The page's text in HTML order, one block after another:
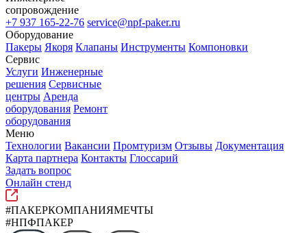
сопровождение
+7 937 165-22-76 service@npf-paker.ru
Оборудование
Пакеры Якоря Клапаны Инструменты Компоновки
Сервис
Услуги Инженерные
решения Сервисные
центры Аренда
оборудования Ремонт
оборудования
Меню
Технологии Вакансии Промтуризм Отзывы Документация
Карта партнера Контакты Глоссарий
Задать вопрос
Онлайн стенд
#ПАКЕРКОМПАНИЯМЕЧТЫ
#НПФПАКЕР